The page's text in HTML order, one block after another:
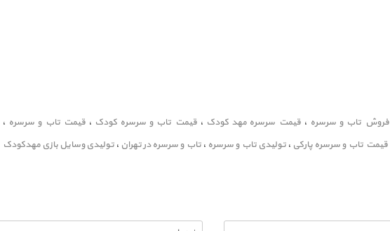
فروش تاب و سرسره ، قیمت سرسره مهد کودک ، قیمت تاب و سرسره کودک ، قیمت تاب و سرسره ،
قیمت تاب و سرسره پارکی ، تولیدی تاب و سرسره ، تاب و سرسره در تهران ، تولیدی وسایل بازی مهدکودک